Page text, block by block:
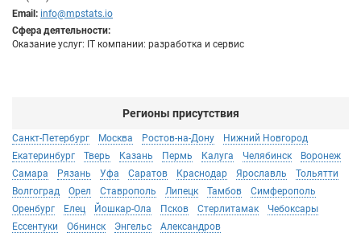
Email: info@mpstats.io
Сфера деятельности:
Оказание услуг: IT компании: разработка и сервис
Регионы присутствия
Санкт-Петербург Москва Ростов-на-Дону
Нижний Новгород
Екатеринбург
Тверь Казань Пермь Калуга Челябинск
Воронеж
Самара
Рязань Уфа Саратов Краснодар Ярославль
Тольятти
Волгоград
Орел Ставрополь Липецк Тамбов
Симферополь
Оренбург
Елец Йошкар-Ола Псков Стерлитамак
Чебоксары
Ессентуки
Обнинск Энгельс Александров